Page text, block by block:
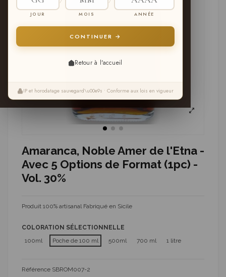
JOUR MOIS ANNÉE
CONTINUER →
Retour à l'accueil
IP et horodatage sauvegard\u00e9s • Conforme aux lois en vigueur
Amaranca, Noble Amer de l'Etna -
Avec 5 Options de Format (1pc) -
Vol. 30%
Produit 100% artisanal Fabriqué en Sicile
COLORATION SÉLECTIONNELLE
100ml
Poche de 100 ml 500ml 700 ml 1 litre
Référence SBROM007-2